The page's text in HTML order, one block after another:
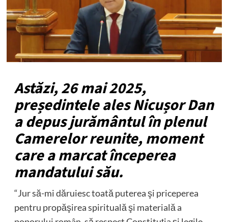
Astăzi, 26 mai 2025,
președintele ales Nicușor Dan
a depus jurământul în plenul
Camerelor reunite, moment
care a marcat începerea
mandatului său.
“Jur să-mi dăruiesc toată puterea şi priceperea
pentru propăşirea spirituală şi materială a